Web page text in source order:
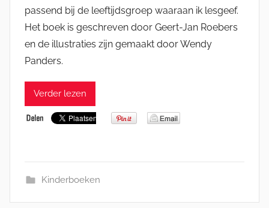
passend bij de leeftijdsgroep waaraan ik lesgeef.
Het boek is geschreven door Geert-Jan Roebers
en de illustraties zijn gemaakt door Wendy
Panders.
Verder lezen
Kinderboeken